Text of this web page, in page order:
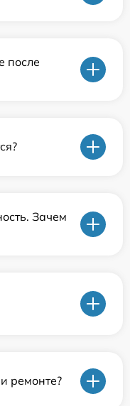
после
Зачем
ремонте?